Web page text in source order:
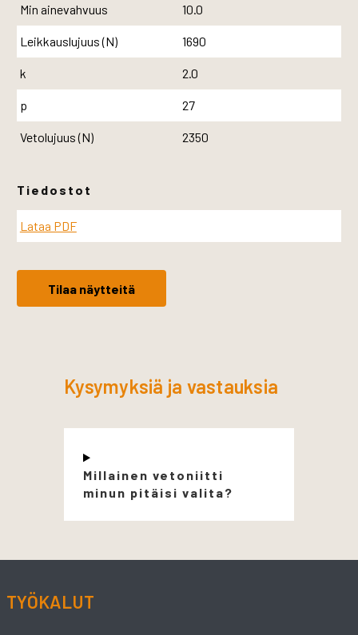
Min ainevahvuus 10.0
Leikkauslujuus (N) 1690
k 2.0
p 27
Vetolujuus (N) 2350
Tiedostot
Lataa PDF
Tilaa näytteitä
Kysymyksiä ja vastauksia
Millainen vetoniitti
minun pitäisi valita?
TYÖKALUT